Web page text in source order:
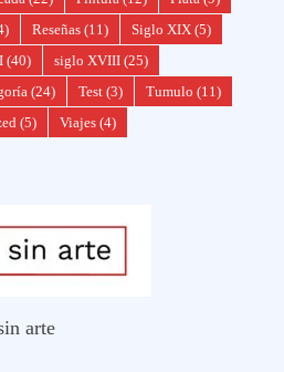
Reseñas (11) Siglo XIX (5)
(40) siglo XVIII (25)
(24) Test (3) Tumulo (11)
(5) Viajes (4)
arte